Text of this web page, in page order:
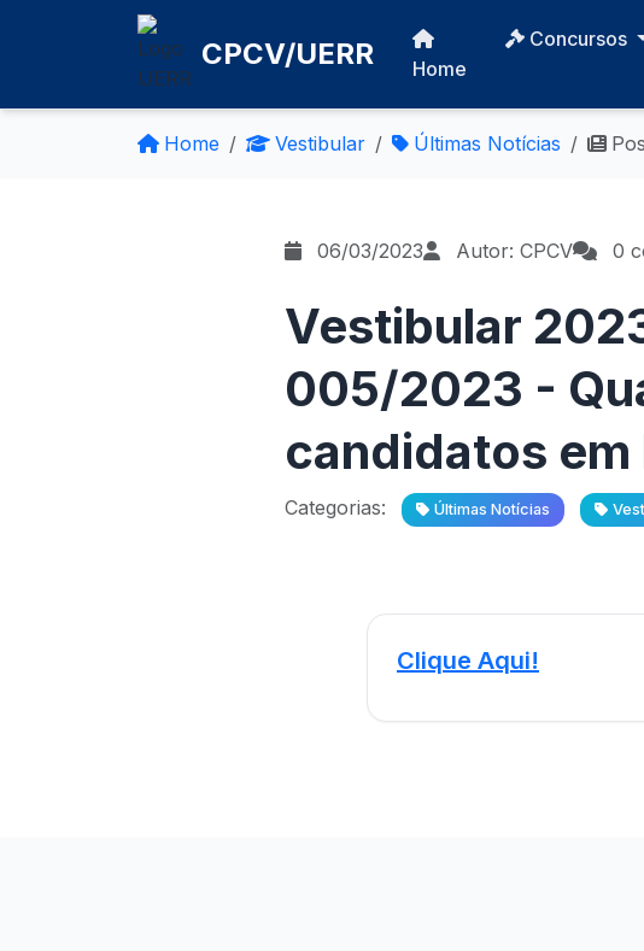
CPCV/UERR Home
Concursos
Home Vestibular Últimas Notícias
06/03/2023 Autor: CPCV 0
Vestibular
005/2023 -
candidatos em
Categorias: Últimas Notícias
Clique Aqui!